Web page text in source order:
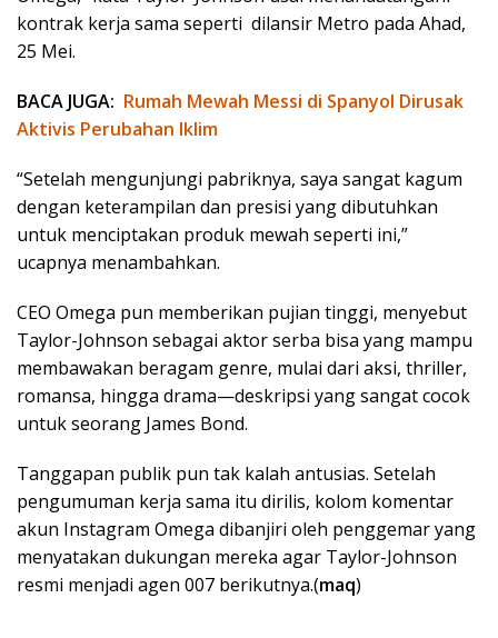
kontrak kerja sama seperti dilansir Metro pada Ahad,
25 Mei.
BACA JUGA: Rumah Mewah Messi di Spanyol Dirusak
Aktivis Perubahan Iklim
“Setelah mengunjungi pabriknya, saya sangat kagum
dengan keterampilan dan presisi yang dibutuhkan
untuk menciptakan produk mewah seperti ini,”
ucapnya menambahkan.
CEO Omega pun memberikan pujian tinggi, menyebut
Taylor-Johnson sebagai aktor serba bisa yang mampu
membawakan beragam genre, mulai dari aksi, thriller,
romansa, hingga drama—deskripsi yang sangat cocok
untuk seorang James Bond.
Tanggapan publik pun tak kalah antusias. Setelah
pengumuman kerja sama itu dirilis, kolom komentar
akun Instagram Omega dibanjiri oleh penggemar yang
menyatakan dukungan mereka agar Taylor-Johnson
resmi menjadi agen 007 berikutnya.(maq)